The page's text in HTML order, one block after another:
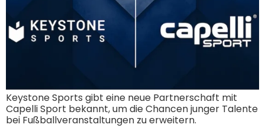
Keystone Sports gibt eine neue Partnerschaft mit
Capelli Sport bekannt, um die Chancen junger Talente
bei Fußballveranstaltungen zu erweitern.